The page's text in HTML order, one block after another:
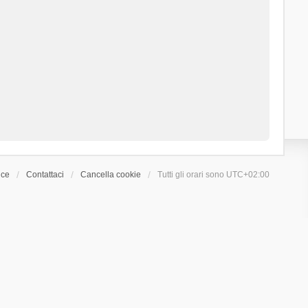
Contattaci Cancella cookie Tutti gli orari sono UTC+02:00